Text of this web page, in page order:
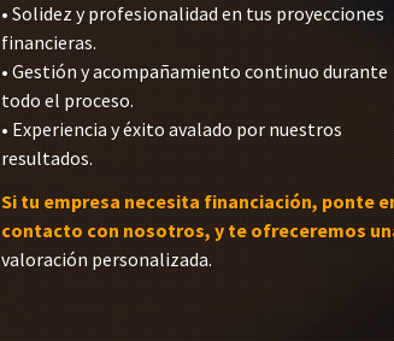
• Solidez y profesionalidad en tus proyecciones
financieras.
• Gestión y acompañamiento continuo durante
todo el proceso.
• Experiencia y éxito avalado por nuestros
resultados.
Si tu empresa necesita financiación, ponte
contacto con nosotros, y te ofreceremos
valoración personalizada.